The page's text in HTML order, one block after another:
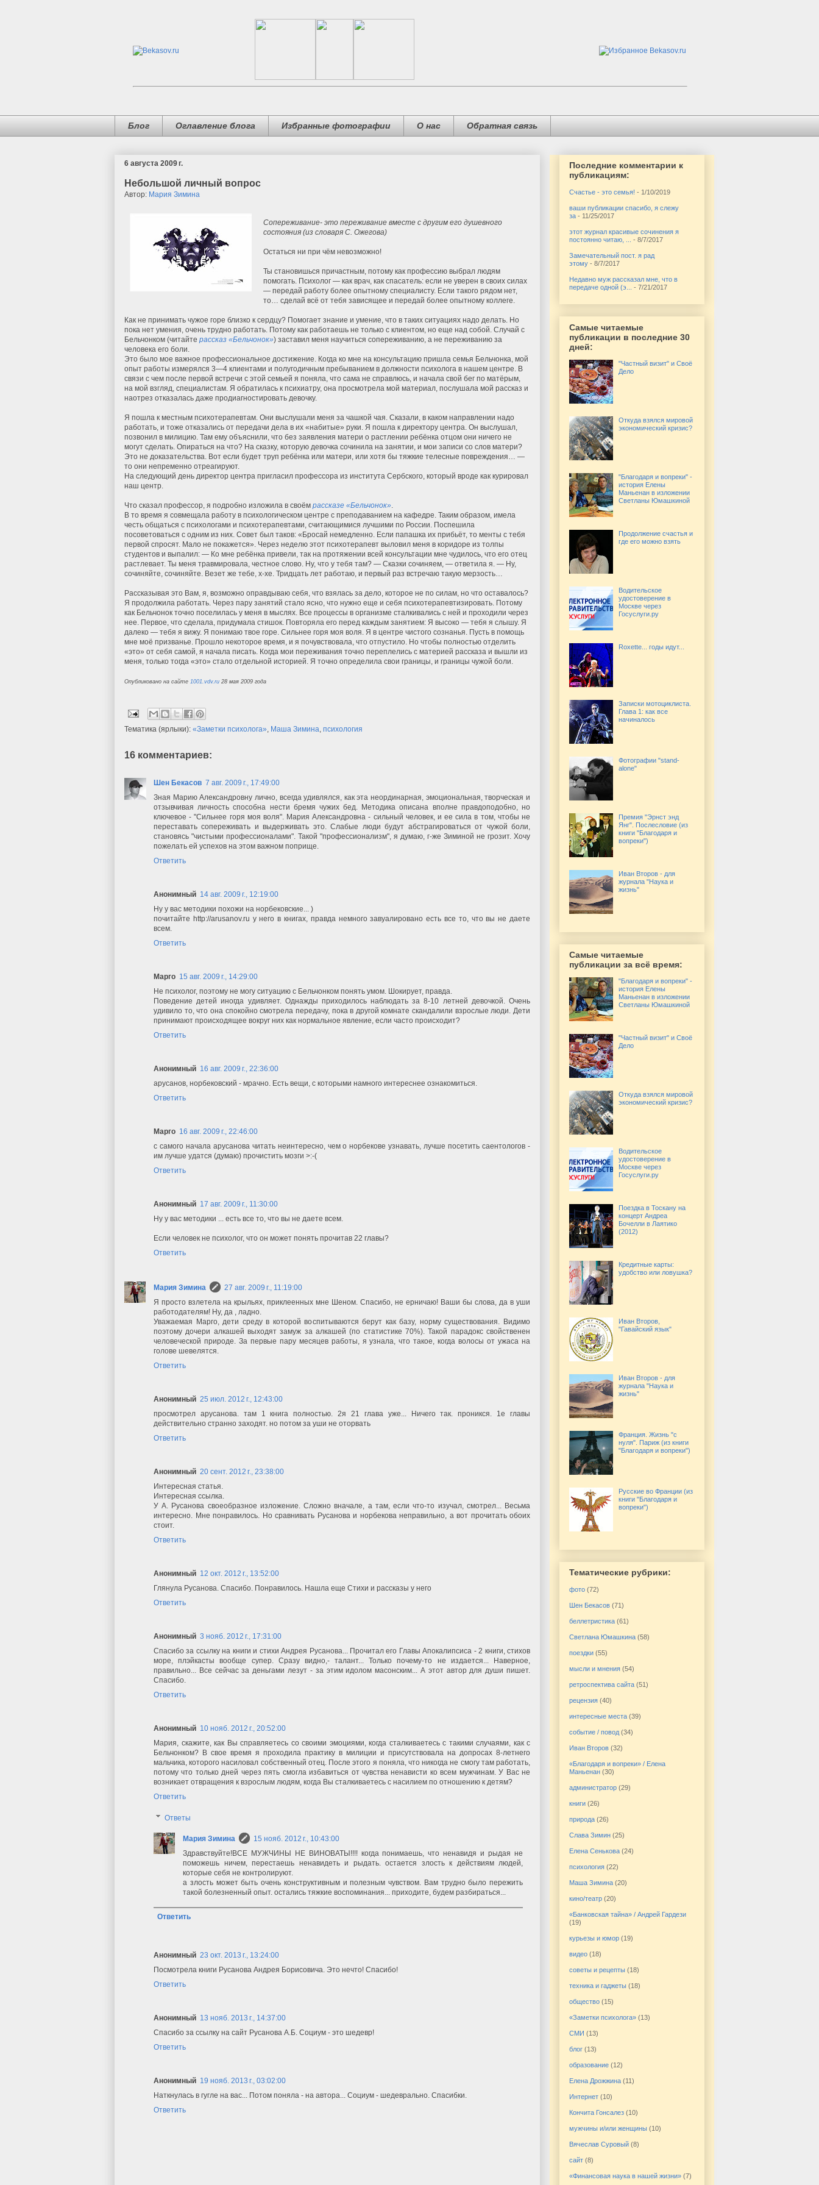
Блог Оглавление блога Избранные фотографии О нас Обратная связь
6 августа 2009 г.
Небольшой личный вопрос
Автор: Мария Зимина
Сопереживание- это переживание вместе с другим его душевного
состояния (из словаря С. Ожегова)
Остаться ни при чём невозможно!
Ты становишься причастным, потому как профессию выбрал людям
помогать. Психолог — как врач, как спасатель: если не уверен в своих силах
— передай работу более опытному специалисту. Если такого рядом нет,
то… сделай всё от тебя зависящее и передай более опытному коллеге.
Как не принимать чужое горе близко к сердцу? Помогает знание и умение, что в таких ситуациях надо делать. Но
пока нет умения, очень трудно работать. Потому как работаешь не только с клиентом, но еще над собой. Случай с
Бельчонком (читайте рассказ «Бельчонок») заставил меня научиться сопереживанию, а не переживанию за
человека его боли.
Это было мое важное профессиональное достижение. Когда ко мне на консультацию пришла семья Бельчонка, мой
опыт работы измерялся 3—4 клиентами и полугодичным пребыванием в должности психолога в нашем центре. В
связи с чем после первой встречи с этой семьей я поняла, что сама не справлюсь, и начала свой бег по матёрым,
на мой взгляд, специалистам. Я обратилась к психиатру, она просмотрела мой материал, послушала мой рассказ и
наотрез отказалась даже продиагностировать девочку.
Я пошла к местным психотерапевтам. Они выслушали меня за чашкой чая. Сказали, в каком направлении надо
работать, и тоже отказались от передачи дела в их «набитые» руки. Я пошла к директору центра. Он выслушал,
позвонил в милицию. Там ему объяснили, что без заявления матери о растлении ребёнка отцом они ничего не
могут сделать. Опираться на что? На сказку, которую девочка сочинила на занятии, и мои записи со слов матери?
Это не доказательства. Вот если будет труп ребёнка или матери, или хотя бы тяжкие телесные повреждения… —
то они непременно отреагируют.
На следующий день директор центра пригласил профессора из института Сербского, который вроде как курировал
наш центр.
Что сказал профессор, я подробно изложила в своём рассказе «Бельчонок»
В то время я совмещала работу в психологическом центре с преподаванием на кафедре. Таким образом, имела
честь общаться с психологами и психотерапевтами, считающимися лучшими по России. Поспешила
посоветоваться с одним из них. Совет был таков: «Бросай немедленно. Если папашка их прибьёт, то менты с тебя
первой спросят. Мало не покажется». Через неделю этот психотерапевт выловил меня в коридоре из толпы
студентов и выпалил: — Ко мне ребёнка привели, так на протяжении всей консультации мне чудилось, что его отец
растлевает. Ты меня травмировала, честное слово. Ну, что у тебя там? — Сказки сочиняем, — ответила я. — Ну,
сочиняйте, сочиняйте. Везет же тебе, х-хе. Тридцать лет работаю, и первый раз встречаю такую мерзость…
Рассказывая это Вам, я, возможно оправдываю себя, что взялась за дело, которое не по силам, но что оставалось?
Я продолжила работать. Через пару занятий стало ясно, что нужно еще и себя психотерапевтизировать. Потому
как Бельчонок точно поселилась у меня в мыслях. Все процессы в организме сталкивались с ней и проходили через
нее. Первое, что сделала, придумала стишок. Повторяла его перед каждым занятием: Я высоко — тебя я слышу. Я
далеко — тебя я вижу. Я понимаю твое горе. Сильнее горя моя воля. Я в центре чистого сознанья. Пусть в помощь
мне моё призванье. Прошло некоторое время, и я почувствовала, что отпустило. Но чтобы полностью отделить
«это» от себя самой, я начала писать. Когда мои переживания точно переплелись с материей рассказа и вышли из
меня, только тогда «это» стало отдельной историей. Я точно определила свои границы, и границы чужой боли.
Опубликовано на сайте 1001.vdv.ru 28 мая 2009 года
Тематика (ярлыки): «Заметки психолога» Маша Зимина психология
16 комментариев:
Шен Бекасов 7 авг. 2009 г., 17:49:00
Зная Марию Александровну лично, всегда удивлялся, как эта неординарная, эмоциональная, творческая и
отзывчивая личность способна нести бремя чужих бед. Методика описана вполне правдоподобно, но
ключевое - "Сильнее горя моя воля". Мария Александровна - сильный человек, и ее сила в том, чтобы не
переставать сопереживать и выдерживать это. Слабые люди будут абстрагироваться от чужой боли,
становясь "чистыми профессионалами". Такой "профессионализм", я думаю, г-же Зиминой не грозит. Хочу
пожелать ей успехов на этом важном поприще.
Ответить
Анонимный 14 авг. 2009 г., 12:19:00
Ну у вас методики похожи на норбековские... )
почитайте http://arusanov.ru у него в книгах, правда немного завуалировано есть все то, что вы не даете
всем.
Ответить
Марго 15 авг. 2009 г., 14:29:00
Не психолог, поэтому не могу ситуацию с Бельчонком понять умом. Шокирует, правда.
Поведение детей иногда удивляет. Однажды приходилось наблюдать за 8-10 летней девочкой. Очень
удивило то, что она спокойно смотрела передачу, пока в другой комнате скандалили взрослые люди. Дети
принимают происходящее вокруг них как нормальное явление, если часто происходит?
Ответить
Анонимный 16 авг. 2009 г., 22:36:00
арусанов, норбековский - мрачно. Есть вещи, с которыми намного интереснее ознакомиться.
Ответить
Марго 16 авг. 2009 г., 22:46:00
с самого начала арусанова читать неинтересно, чем о норбекове узнавать, лучше посетить саентологов -
им лучше удатся (думаю) прочистить мозги >:-(
Ответить
Анонимный 17 авг. 2009 г., 11:30:00
Ну у вас методики ... есть все то, что вы не даете всем.
Если человек не психолог, что он может понять прочитав 22 главы?
Ответить
Мария Зимина
27 авг. 2009 г., 11:19:00
Я просто взлетела на крыльях, приклеенных мне Шеном. Спасибо, не ерничаю! Ваши бы слова, да в уши
работодателям! Ну, да , ладно.
Уважаемая Марго, дети среду в которой воспитываются берут как базу, норму существования. Видимо
поэтому дочери алкашей выходят замуж за алкашей (по статистике 70%). Такой парадокс свойственен
человеческой природе. За первые пару месяцев работы, я узнала, что такое, когда волосы от ужаса на
голове шевелятся.
Ответить
Анонимный 25 июл. 2012 г., 12:43:00
просмотрел арусанова. там 1 книга полностью. 2я 21 глава уже... Ничего так. проникся. 1е главы
действительно странно заходят. но потом за уши не оторвать
Ответить
Анонимный 20 сент. 2012 г., 23:38:00
Интересная статья.
Интересная ссылка.
У А. Русанова своеобразное изложение. Сложно вначале, а там, если что-то изучал, смотрел... Весьма
интересно. Мне понравилось. Но сравнивать Русанова и норбекова неправильно, а вот прочитать обоих
стоит.
Ответить
Анонимный 12 окт. 2012 г., 13:52:00
Глянула Русанова. Спасибо. Понравилось. Нашла еще Стихи и рассказы у него
Ответить
Анонимный 3 нояб. 2012 г., 17:31:00
Спасибо за ссылку на книги и стихи Андрея Русанова... Прочитал его Главы Апокалипсиса - 2 книги, стихов
море, плэйкасты вообще супер. Сразу видно,- талант... Только почему-то не издается... Наверное,
правильно... Все сейчас за деньгами лезут - за этим идолом масонским... А этот автор для души пишет.
Спасибо.
Ответить
Анонимный 10 нояб. 2012 г., 20:52:00
Мария, скажите, как Вы справляетесь со своими эмоциями, когда сталкиваетесь с такими случаями, как с
Бельчонком? В свое время я проходила практику в милиции и присутствовала на допросах 8-летнего
мальчика, которого насиловал собственный отец. После этого я поняла, что никогда не смогу там работать,
потому что только дней через пять смогла избавиться от чувства ненависти ко всем мужчинам. У Вас не
возникает отвращения к взрослым людям, когда Вы сталкиваетесь с насилием по отношению к детям?
Ответить
Ответы
Мария Зимина
15 нояб. 2012 г., 10:43:00
Здравствуйте!ВСЕ МУЖЧИНЫ НЕ ВИНОВАТЫ!!!! когда понимаешь, что ненавидя и рыдая не
поможешь ничем, перестаешь ненавидеть и рыдать. остается злость к действиям людей,
которые себя не контролируют.
а злость может быть очень конструктивным и полезным чувством. Вам трудно было пережить
такой болезненный опыт. остались тяжкие воспоминания... приходите, будем разбираться...
Ответить
Анонимный 23 окт. 2013 г., 13:24:00
Посмотрела книги Русанова Андрея Борисовича. Это нечто! Спасибо!
Ответить
Анонимный 13 нояб. 2013 г., 14:37:00
Спасибо за ссылку на сайт Русанова А.Б. Социум - это шедевр!
Ответить
Анонимный 19 нояб. 2013 г., 03:02:00
Наткнулась в гугле на вас... Потом поняла - на автора... Социум - шедеврально. Спасибки.
Ответить
Последние комментарии к
публикациям:
Счастье - это семья! - 1/10/2019
ваши публикации спасибо, я слежу
за - 11/25/2017
этот журнал красивые сочинения я
постоянно читаю, ...
- 8/7/2017
Замечательный пост. я рад
этому - 8/7/2017
Недавно муж рассказал мне, что в
передаче одной (э...
- 7/21/2017
Самые читаемые
публикации в последние 30
дней:
"Частный визит" и Своё
Дело
Откуда взялся мировой
экономический кризис?
"Благодаря и вопреки" -
история Елены
Маньенан в изложении
Светланы Юмашкиной
Продолжение счастья и
где его можно взять
Водительское
удостоверение в
Москве через
Госуслуги.ру
Roxette... годы идут...
Записки мотоциклиста.
Глава 1: как все
начиналось
Фотографии "stand-
alone"
Премия "Эрнст энд
Янг". Послесловие (из
книги "Благодаря и
вопреки")
Иван Второв - для
журнала "Наука и
жизнь"
Самые читаемые
публикации за всё время:
"Благодаря и вопреки" -
история Елены
Маньенан в изложении
Светланы Юмашкиной
"Частный визит" и Своё
Дело
Откуда взялся мировой
экономический кризис?
Водительское
удостоверение в
Москве через
Госуслуги.ру
Поездка в Тоскану на
концерт Андреа
Бочелли в Лаятико
(2012)
Кредитные карты:
удобство или ловушка?
Иван Второв,
"Гавайский язык"
Иван Второв - для
журнала "Наука и
жизнь"
Франция. Жизнь "с
нуля". Париж (из книги
"Благодаря и вопреки")
Русские во Франции (из
книги "Благодаря и
вопреки")
Тематические рубрики:
фото (72)
Шен Бекасов (71)
беллетристика (61)
Светлана Юмашкина (58)
поездки (55)
мысли и мнения (54)
ретроспектива сайта (51)
рецензия (40)
интересные места (39)
событие / повод (34)
Иван Второв (32)
«Благодаря и вопреки» / Елена
Маньенан (30)
администратор (29)
книги (26)
природа (26)
Слава Зимин (25)
Елена Сенькова (24)
психология (22)
Маша Зимина (20)
кино/театр (20)
«Банковская тайна» / Андрей Гардези
(19)
курьезы и юмор (19)
видео (18)
советы и рецепты (18)
техника и гаджеты (18)
общество (15)
«Заметки психолога» (13)
СМИ (13)
блог (13)
образование (12)
Елена Дрожжина (11)
Интернет (10)
Кончита Гонсалез (10)
мужчины и/или женщины (10)
Вячеслав Суровый (8)
сайт (8)
«Финансовая наука в нашей жизни» (7)